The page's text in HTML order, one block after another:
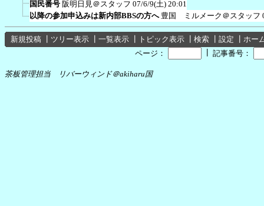
国民番号 阪明日見＠スタッフ 07/6/9(土) 20:01
以降の参加申込みは新内部BBSの方へ 豊国 ミルメーク＠スタッフ
新規投稿 ツリー表示 一覧表示 トピック表示 検索 設定
ホー
ページ：
記事番号：
茶板管理担当 リバーウィンド＠akiharu国